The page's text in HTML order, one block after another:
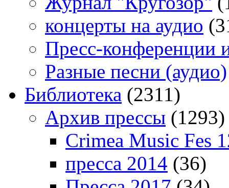
концерты на аудио
Пресс-конференции
Разные песни (аудио)
Библиотека (2311)
Архив прессы (1293)
Crimea Music Fes
пресса 2014 (36)